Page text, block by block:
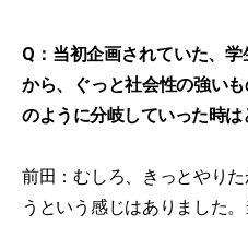
Q：当初企画されていた、
から、ぐっと社会性の強い
のように分岐していった時は
前田：むしろ、きっとやり
うという感じはありました